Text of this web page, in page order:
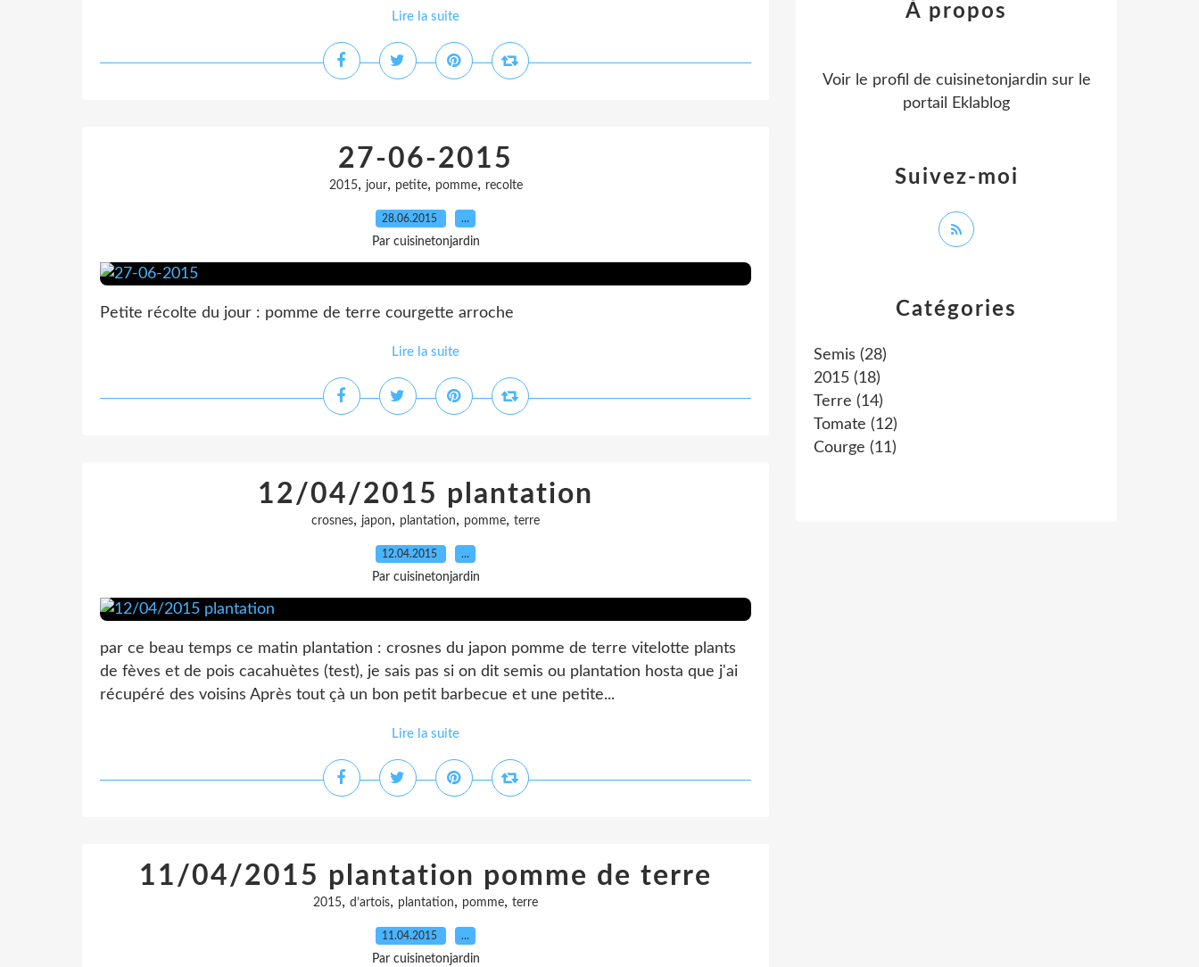
Lire la suite
27-06-2015
2015, jour, petite, pomme, recolte
28.06.2015 …
Par cuisinetonjardin
Petite récolte du jour : pomme de terre courgette arroche
Lire la suite
12/04/2015 plantation
crosnes, japon, plantation, pomme, terre
12.04.2015 …
Par cuisinetonjardin
par ce beau temps ce matin plantation : crosnes du japon pomme de terre vitelotte plants
de fèves et de pois cacahuètes (test), je sais pas si on dit semis ou plantation hosta que j'ai
récupéré des voisins Après tout çà un bon petit barbecue et une petite...
Lire la suite
11/04/2015 plantation pomme de terre
2015, d’artois, plantation, pomme, terre
11.04.2015 …
Par cuisinetonjardin
Catégories
Semis (28)
2015 (18)
Terre (14)
Tomate (12)
Courge (11)
Suivez-moi
À propos
Voir le profil de cuisinetonjardin sur le
portail Eklablog